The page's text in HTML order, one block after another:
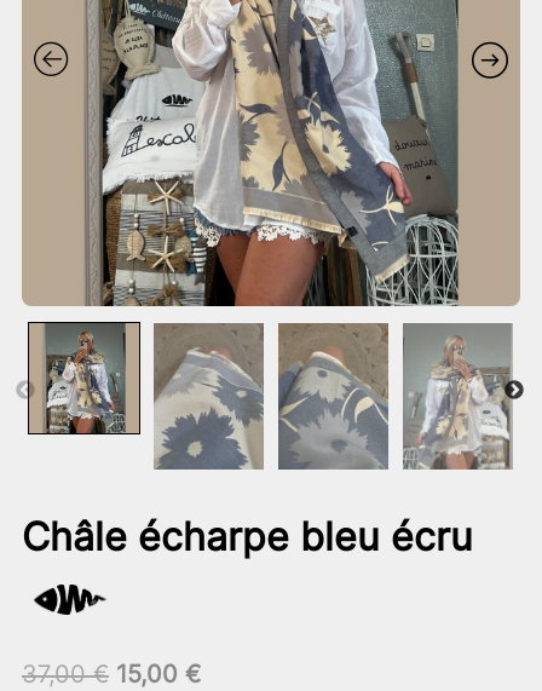
Châle écharpe bleu écru
37,00€ Le
15,00 €Le